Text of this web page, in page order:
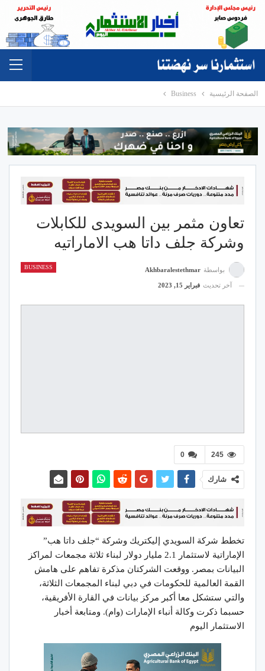
الصفحة الرئيسية Business
تعاون مثمر بين السويدى للكابلات
وشركة جلف داتا هب الاماراتيه
BUSINESS بواسطة Akhbaralestethmar
آخر تحديث فبراير 15, 2023
0 245
شارك
تخطط شركة السويدي إليكتريك وشركة “جلف داتا هب”
الإماراتية لاستثمار 2.1 مليار دولار لبناء ثلاثة مجمعات لمراكز
البيانات بمصر. ووقعت الشركتان مذكرة تفاهم على هامش
القمة العالمية للحكومات في دبي لبناء المجمعات الثلاثة،
والتي ستشكل معا أكبر مركز بيانات في القارة الأفريقية،
حسبما ذكرت وكالة أنباء الإمارات (وام). ومتابعة أخبار
الاستثمار اليوم